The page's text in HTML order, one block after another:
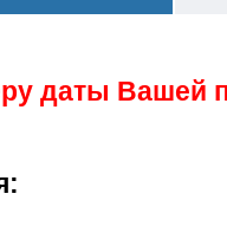
даты Вашей